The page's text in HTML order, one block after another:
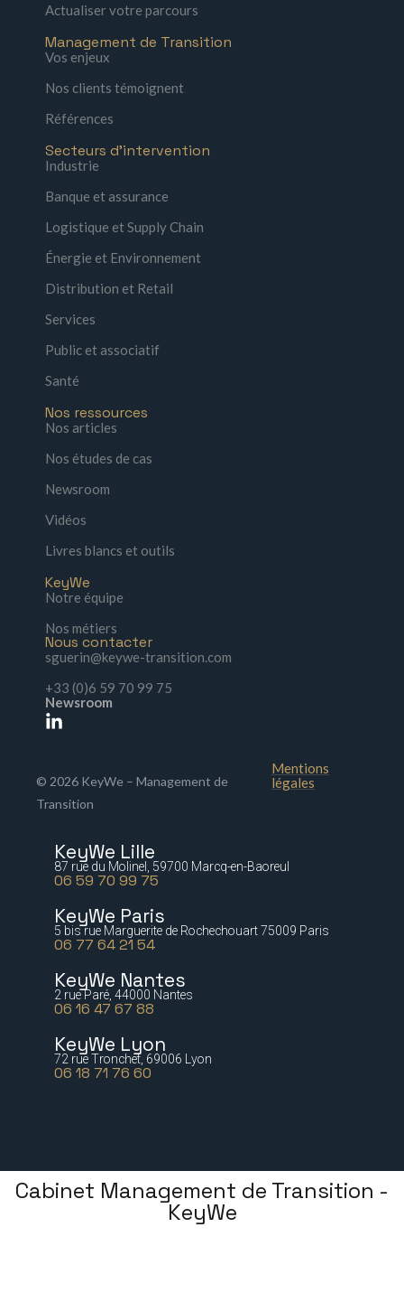
Actualiser votre parcours
Management de Transition
Vos enjeux
Nos clients témoignent
Références
Secteurs d'intervention
Industrie
Banque et assurance
Logistique et Supply Chain
Énergie et Environnement
Distribution et Retail
Services
Public et associatif
Santé
Nos ressources
Nos articles
Nos études de cas
Newsroom
Vidéos
Livres blancs et outils
KeyWe
Notre équipe
Nos métiers
Nous contacter
sguerin@keywe-transition.com
+33 (0)6 59 70 99 75
Newsroom
© 2026 KeyWe – Management de
Transition
Mentions
légales
KeyWe Lille
87 rue du Molinel, 59700 Marcq-en-Baoreul
06 59 70 99 75
KeyWe Paris
5 bis rue Marguerite de Rochechouart 75009 Paris
06 77 64 21 54
KeyWe Nantes
2 rue Paré, 44000 Nantes
06 16 47 67 88
KeyWe Lyon
72 rue Tronchet, 69006 Lyon
06 18 71 76 60
Cabinet Management de Transition -
KeyWe